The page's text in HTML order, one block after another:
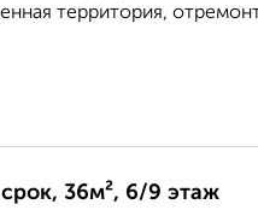
территория,
36м², 6/9 этаж